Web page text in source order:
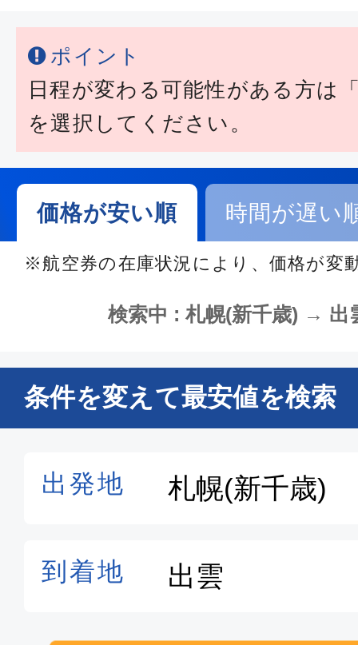
ポイント
日程が変わる可能性がある方は
を選択してください。
価格が安い順 時間が遅い
※航空券の在庫状況により、価格が変
検索中 : 札幌(新千歳) → 出
条件を変えて最安値を検索